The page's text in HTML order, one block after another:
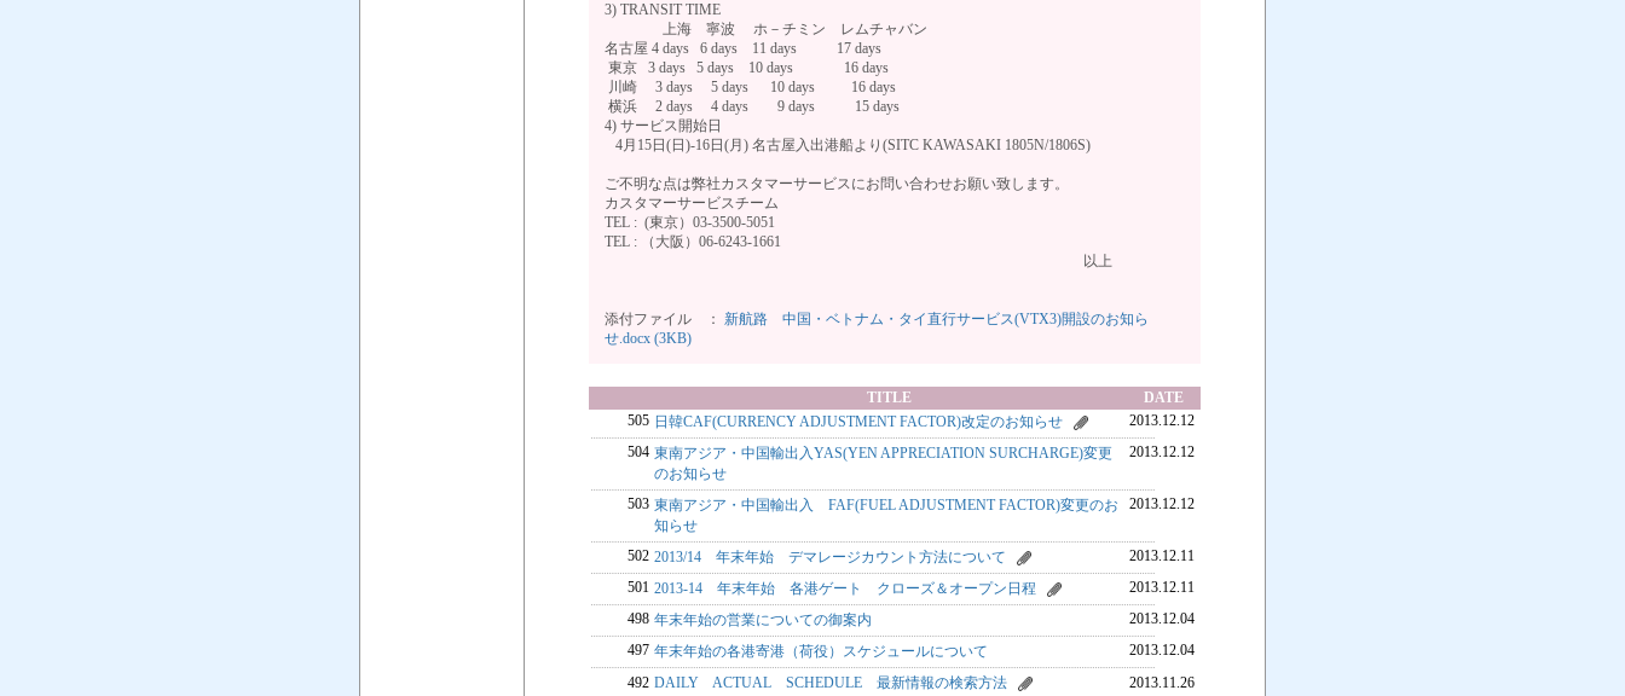
3) TRANSIT TIME
上海 寧波 ホ－チミン レムチャバン
名古屋 4 days 6 days 11 days 17 days
東京 3 days 5 days 10 days 16 days
川崎 3 days 5 days 10 days 16 days
横浜 2 days 4 days 9 days 15 days
4) サービス開始日
4月15日(日)-16日(月) 名古屋入出港船より(SITC KAWASAKI 1805N/1806S)
ご不明な点は弊社カスタマーサービスにお問い合わせお願い致します。
カスタマーサービスチーム
TEL : (東京）03-3500-5051
TEL : （大阪）06-6243-1661
以上
添付ファイル ：新航路 中国・ベトナム・タイ直行サービス(VTX3)開設のお知ら
せ.docx (3KB)
TITLE
DATE
505 日韓CAF(CURRENCY ADJUSTMENT FACTOR)改定のお知らせ
2013.12.12
504 東南アジア・中国輸出入YAS(YEN APPRECIATION SURCHARGE)変更
のお知らせ
2013.12.12
503 東南アジア・中国輸出入 FAF(FUEL ADJUSTMENT FACTOR)変更のお
知らせ
2013.12.12
502 2013/14 年末年始 デマレージカウント方法について
2013.12.11
501 2013-14 年末年始 各港ゲート クローズ＆オープン日程
2013.12.11
498 年末年始の営業についての御案内
2013.12.04
497 年末年始の各港寄港（荷役）スケジュールについて
2013.12.04
492 DAILY ACTUAL SCHEDULE 最新情報の検索方法 2013.11.26